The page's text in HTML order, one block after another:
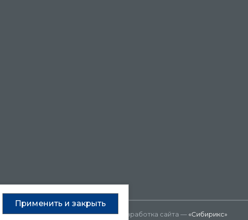
Применить и закрыть
Разработка сайта —«Сибирикс»